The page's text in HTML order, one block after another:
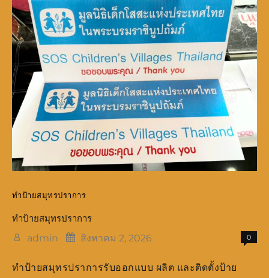
ทำป้ายสมุทรปราการ
ทำป้ายสมุทรปราการ
admin
สิงหาคม 2, 2026 0
ทำป้ายสมุทรปราการรับออกแบบ ผลิต และติดตั้งป้าย